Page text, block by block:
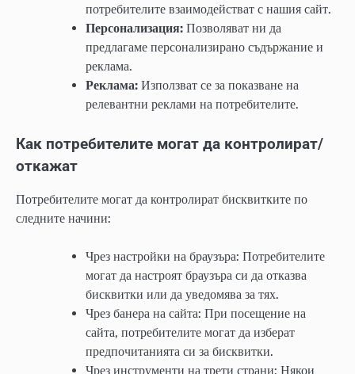
потребителите взаимодействат с нашия сайт.
Персонализация: Позволяват ни да
предлагаме персонализирано съдържание и
реклама.
Реклама: Използват се за показване на
релевантни реклами на потребителите.
Как потребителите могат да контролират/
откажат
Потребителите могат да контролират бисквитките по
следните начини:
Чрез настройки на браузъра: Потребителите
могат да настроят браузъра си да отказва
бисквитки или да уведомява за тях.
Чрез банера на сайта: При посещение на
сайта, потребителите могат да изберат
предпочитанията си за бисквитки.
Чрез инструменти на трети страни: Някои